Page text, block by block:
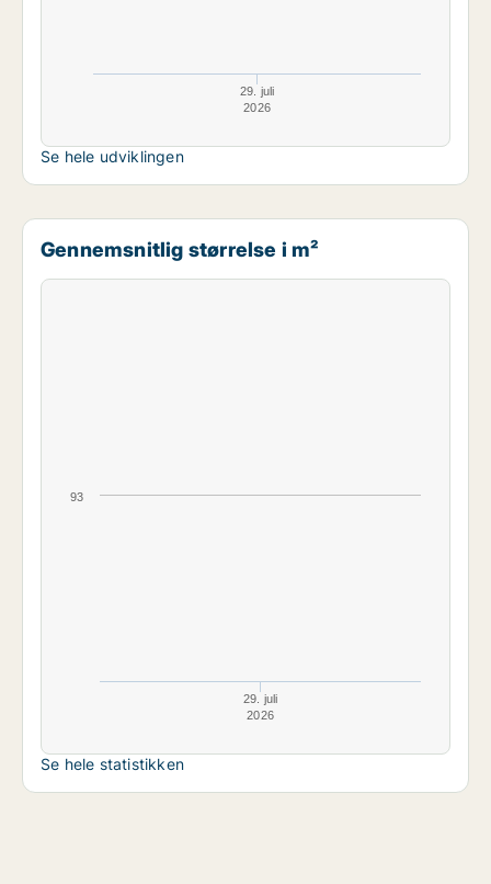
29. juli
2026
Se hele udviklingen
Gennemsnitlig størrelse i m²
29. juli
2026
93
Se hele statistikken